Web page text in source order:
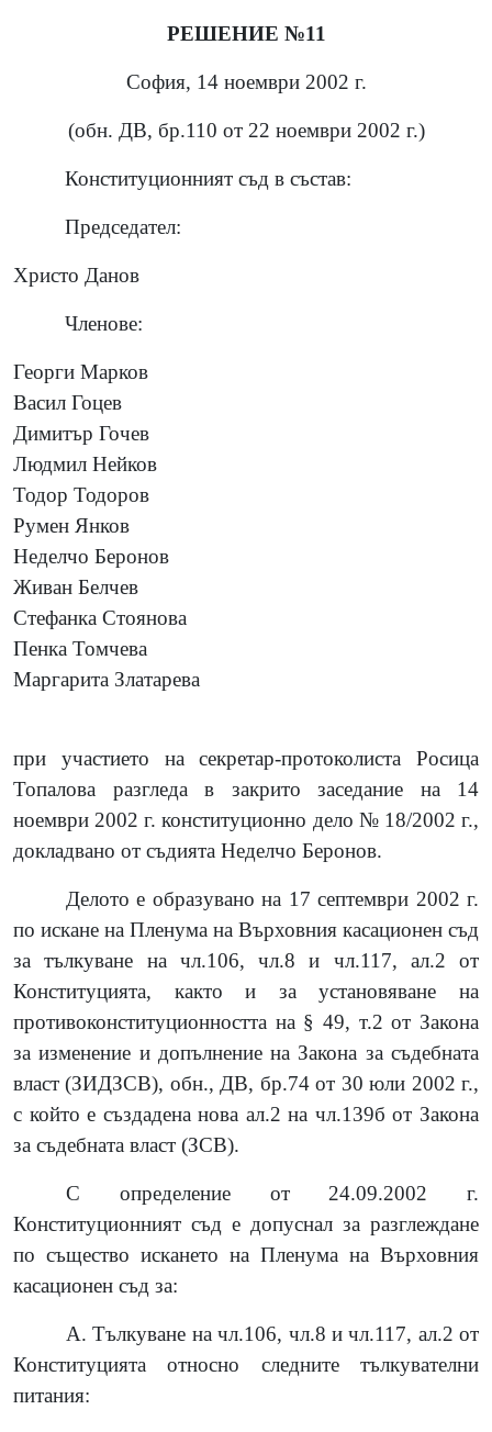
РЕШЕНИЕ №11
София, 14 ноември 2002 г.
(обн. ДВ, бр.110 от 22 ноември 2002 г.)
Конституционният съд в състав:
Председател:
Христо Данов
Членове:
Георги Марков
Васил Гоцев
Димитър Гочев
Людмил Нейков
Тодор Тодоров
Румен Янков
Неделчо Беронов
Живан Белчев
Стефанка Стоянова
Пенка Томчева
Маргарита Златарева
при участието на секретар-протоколиста Росица
Топалова разгледа в закрито заседание на 14
ноември 2002 г. конституционно дело № 18/2002 г.,
докладвано от съдията Неделчо Беронов.
Делото е образувано на 17 септември 2002 г.
по искане на Пленума на Върховния касационен съд
за тълкуване на чл.106, чл.8 и чл.117, ал.2 от
Конституцията, както и за установяване на
противоконституционността на § 49, т.2 от Закона
за изменение и допълнение на Закона за съдебната
власт (ЗИДЗСВ), обн., ДВ, бр.74 от 30 юли 2002 г.,
с който е създадена нова ал.2 на чл.139б от Закона
за съдебната власт (ЗСВ).
С определение от 24.09.2002 г.
Конституционният съд е допуснал за разглеждане
по същество искането на Пленума на Върховния
касационен съд за:
А. Тълкуване на чл.106, чл.8 и чл.117, ал.2 от
Конституцията относно следните тълкувателни
питания: